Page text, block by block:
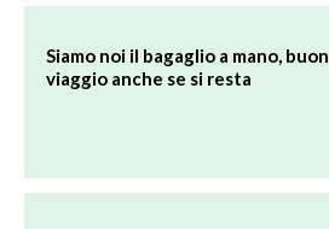
Siamo noi il bagaglio a mano, buon
viaggio anche se si resta